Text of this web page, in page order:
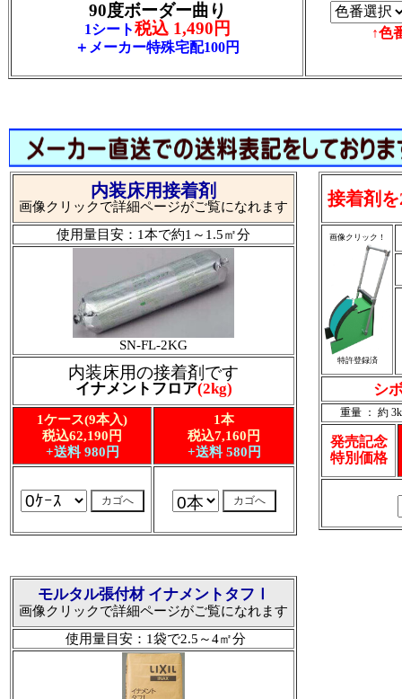
内装床用接着剤
画像クリックで詳細ページがご覧になれます
使用量目安：1本で約1～1.5㎡分
SN-FL-2KG
内装床用の接着剤です
イナメントフロア(2kg)
1ケース(9本入)
税込62,190円
+送料 980円
1本
税込7,160円
+送料 580円
接着剤
画像クリック！
特許登録済
シ
重量 ： 約
発売記念
特別価格
モルタル張付材 イナメントタフⅠ
画像クリックで詳細ページがご覧になれます
使用量目安：1袋で2.5～4㎡分
90度ボーダー曲り
1シート税込 1,490円
＋メーカー特殊宅配100円
↑色